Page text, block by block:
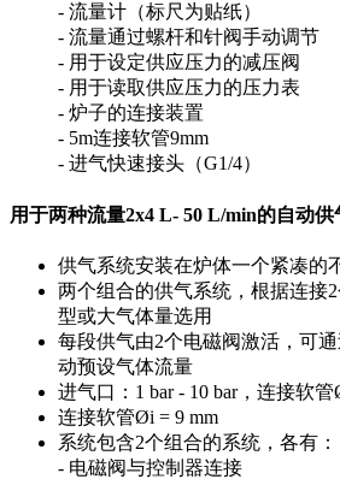
- 流量计（标尺为贴纸）
- 流量通过螺杆和针阀手动调节
- 用于设定供应压力的减压阀
- 用于读取供应压力的压力表
- 炉子的连接装置
- 5m连接软管9mm
- 进气快速接头（G1/4）
用于两种流量2x4 L- 50 L/min的自动供
供气系统安装在炉体一个紧凑的
两个组合的供气系统，根据连接
型或大气体量选用
每段供气由2个电磁阀激活，可
动预设气体流量
进气口：1 bar - 10 bar，连接软
连接软管Øi = 9 mm
系统包含2个组合的系统，各有：
- 电磁阀与控制器连接